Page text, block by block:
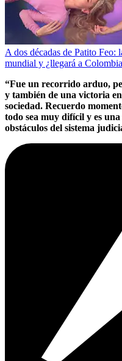
A dos décadas de Patito Feo:
mundial y ¿llegará a
“Fue un recorrido arduo,
y también de una victoria
sociedad. Recuerdo
todo sea muy difícil y es
obstáculos del sistema